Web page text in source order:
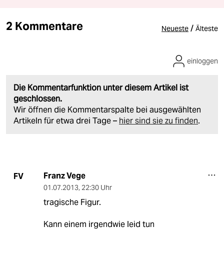
2 Kommentare Neueste / Älteste
Die Kommentarfunktion unter diesem Artikel ist
geschlossen.
Wir öffnen die Kommentarspalte bei ausgewählten
Artikeln für etwa drei Tage – hier sind sie zu finden.
einloggen
FV Franz Vege
01.07.2013, 22:30 Uhr
tragische Figur.
Kann einem irgendwie leid tun